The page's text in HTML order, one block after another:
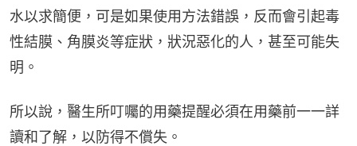
水以求簡便，可是如果使用方法錯誤，反而會引起毒
性結膜、角膜炎等症狀，狀況惡化的人，甚至可能失
明。
所以說，醫生所叮囑的用藥提醒必須在用藥前一一詳
讀和了解，以防得不償失。